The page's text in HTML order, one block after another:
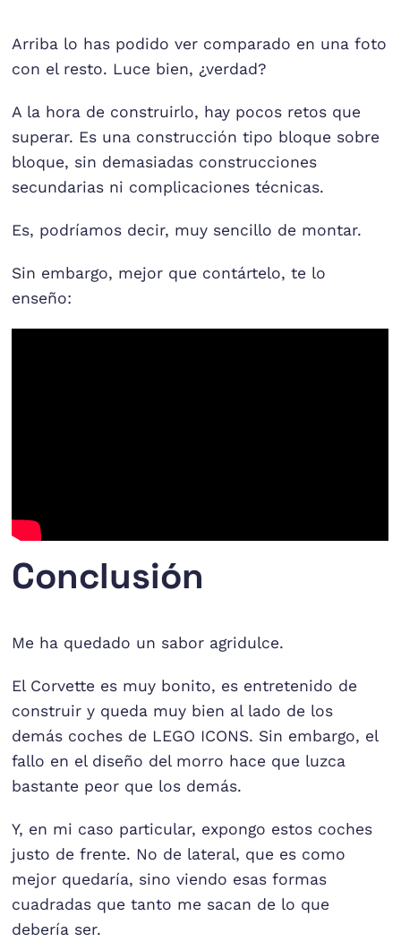
Arriba lo has podido ver comparado en una foto
con el resto. Luce bien, ¿verdad?
A la hora de construirlo, hay pocos retos que
superar. Es una construcción tipo bloque sobre
bloque, sin demasiadas construcciones
secundarias ni complicaciones técnicas.
Es, podríamos decir, muy sencillo de montar.
Sin embargo, mejor que contártelo, te lo
enseño:
Conclusión
Me ha quedado un sabor agridulce.
El Corvette es muy bonito, es entretenido de
construir y queda muy bien al lado de los
demás coches de LEGO ICONS. Sin embargo, el
fallo en el diseño del morro hace que luzca
bastante peor que los demás.
Y, en mi caso particular, expongo estos coches
justo de frente. No de lateral, que es como
mejor quedaría, sino viendo esas formas
cuadradas que tanto me sacan de lo que
debería ser.